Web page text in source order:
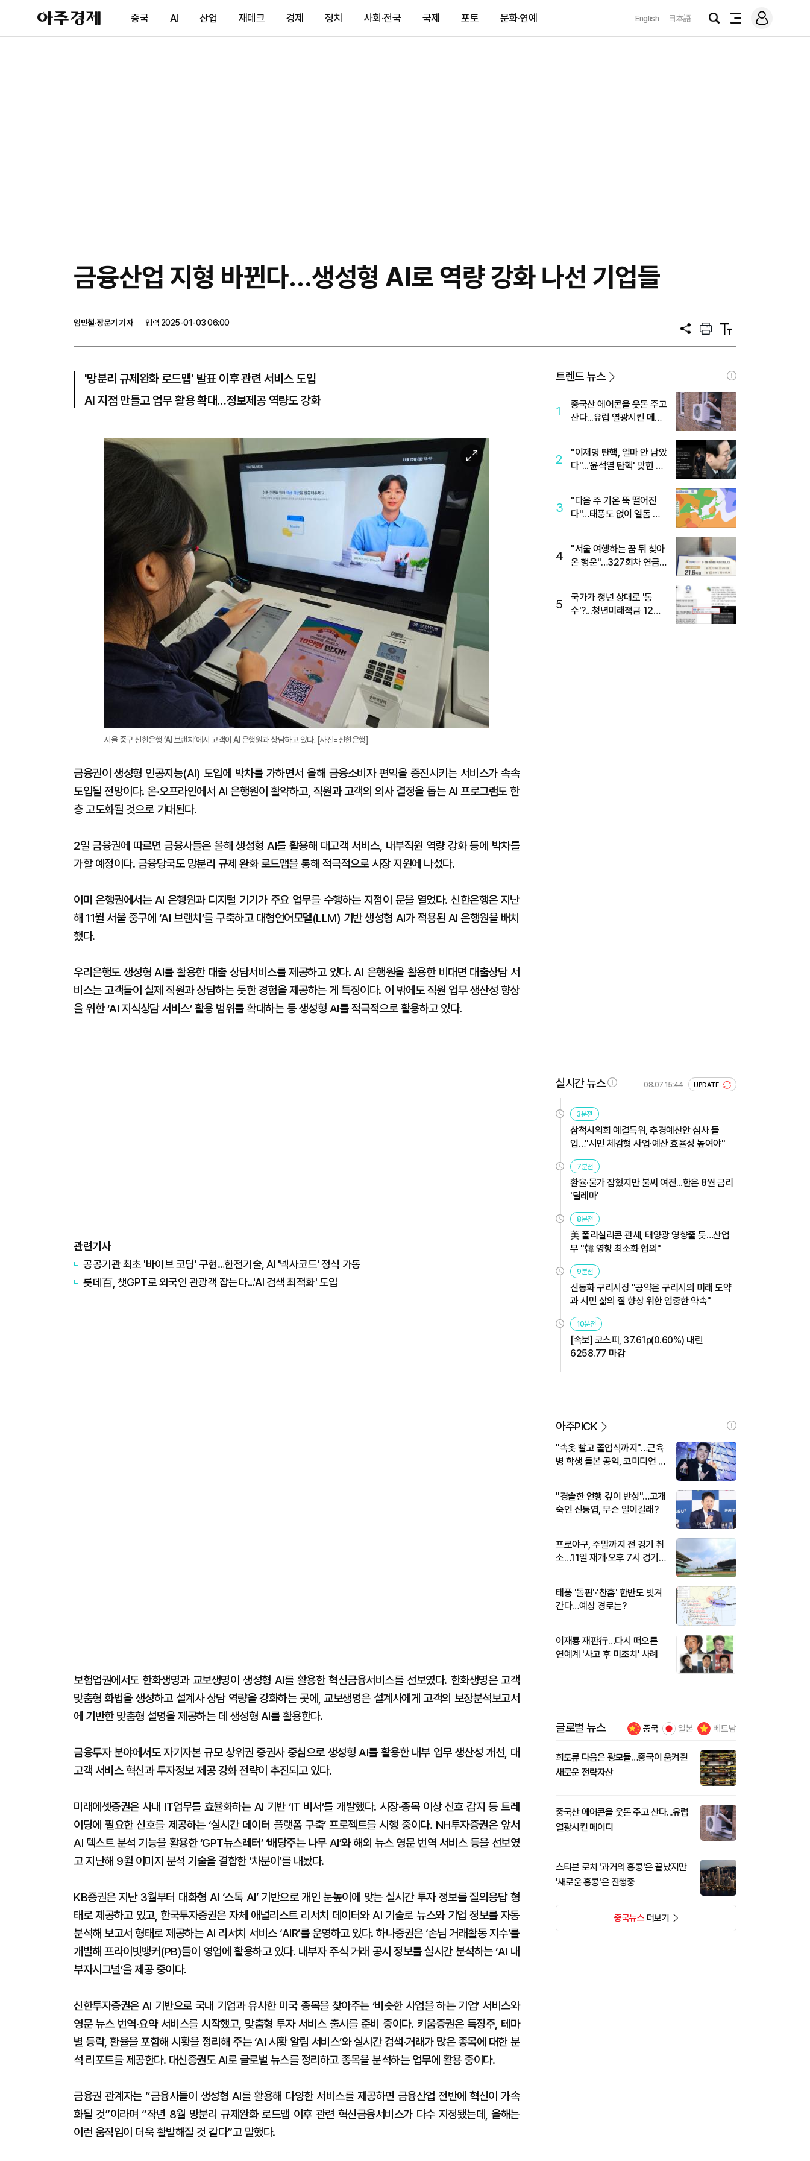
아
주
제
중국 AI 산업 재테크 경제 정치 사회·전국 국제 포토 문화·연예 English 日本語
검
전
메
그
금융산업 지형 바뀐다…생성형 AI로 역량 강화 나선 기업들
임민철·장문기 기자
입력 2025-01-03 06:00
공
프
트
텍
트
'망분리 규제완화 로드맵' 발표 이후 관련 서비스 도입
AI 지점 만들고 업무 활용 확대…정보제공 역량도 강화
확
대
서울 중구 신한은행 ‘AI 브랜치’에서 고객이 AI 은행원과 상담하고 있다. [사진=신한은행]
금융권이 생성형 인공지능(AI) 도입에 박차를 가하면서 올해 금융소비자 편익을 증진시키는 서비스가 속속
도입될 전망이다. 온·오프라인에서 AI 은행원이 활약하고, 직원과 고객의 의사 결정을 돕는 AI 프로그램도 한
층 고도화될 것으로 기대된다.
2일 금융권에 따르면 금융사들은 올해 생성형 AI를 활용해 대고객 서비스, 내부직원 역량 강화 등에 박차를
가할 예정이다. 금융당국도 망분리 규제 완화 로드맵을 통해 적극적으로 시장 지원에 나섰다.
이미 은행권에서는 AI 은행원과 디지털 기기가 주요 업무를 수행하는 지점이 문을 열었다. 신한은행은 지난
해 11월 서울 중구에 ‘AI 브랜치’를 구축하고 대형언어모델(LLM) 기반 생성형 AI가 적용된 AI 은행원을 배치
했다.
우리은행도 생성형 AI를 활용한 대출 상담서비스를 제공하고 있다. AI 은행원을 활용한 비대면 대출상담 서
비스는 고객들이 실제 직원과 상담하는 듯한 경험을 제공하는 게 특징이다. 이 밖에도 직원 업무 생산성 향상
을 위한 ‘AI 지식상담 서비스’ 활용 범위를 확대하는 등 생성형 AI를 적극적으로 활용하고 있다.
관련기사
공공기관 최초 '바이브 코딩' 구현…한전기술, AI '넥사코드' 정식 가동
롯데百, 챗GPT로 외국인 관광객 잡는다…'AI 검색 최적화' 도입
보험업권에서도 한화생명과 교보생명이 생성형 AI를 활용한 혁신금융서비스를 선보였다. 한화생명은 고객
맞춤형 화법을 생성하고 설계사 상담 역량을 강화하는 곳에, 교보생명은 설계사에게 고객의 보장분석보고서
에 기반한 맞춤형 설명을 제공하는 데 생성형 AI를 활용한다.
금융투자 분야에서도 자기자본 규모 상위권 증권사 중심으로 생성형 AI를 활용한 내부 업무 생산성 개선, 대
고객 서비스 혁신과 투자정보 제공 강화 전략이 추진되고 있다.
미래에셋증권은 사내 IT업무를 효율화하는 AI 기반 ‘IT 비서’를 개발했다. 시장·종목 이상 신호 감지 등 트레
이딩에 필요한 신호를 제공하는 ‘실시간 데이터 플랫폼 구축’ 프로젝트를 시행 중이다. NH투자증권은 앞서
AI 텍스트 분석 기능을 활용한 ‘GPT뉴스레터’ ‘배당주는 나무 AI’와 해외 뉴스 영문 번역 서비스 등을 선보였
고 지난해 9월 이미지 분석 기술을 결합한 ‘차분이’를 내놨다.
KB증권은 지난 3월부터 대화형 AI ‘스톡 AI’ 기반으로 개인 눈높이에 맞는 실시간 투자 정보를 질의응답 형
태로 제공하고 있고, 한국투자증권은 자체 애널리스트 리서치 데이터와 AI 기술로 뉴스와 기업 정보를 자동
분석해 보고서 형태로 제공하는 AI 리서치 서비스 ‘AIR’를 운영하고 있다. 하나증권은 ‘손님 거래활동 지수’를
개발해 프라이빗뱅커(PB)들이 영업에 활용하고 있다. 내부자 주식 거래 공시 정보를 실시간 분석하는 ‘AI 내
부자시그널’을 제공 중이다.
신한투자증권은 AI 기반으로 국내 기업과 유사한 미국 종목을 찾아주는 ‘비슷한 사업을 하는 기업’ 서비스와
영문 뉴스 번역·요약 서비스를 시작했고, 맞춤형 투자 서비스 출시를 준비 중이다. 키움증권은 특징주, 테마
별 등락, 환율을 포함해 시황을 정리해 주는 ‘AI 시황 알림 서비스’와 실시간 검색·거래가 많은 종목에 대한 분
석 리포트를 제공한다. 대신증권도 AI로 글로벌 뉴스를 정리하고 종목을 분석하는 업무에 활용 중이다.
금융권 관계자는 “금융사들이 생성형 AI를 활용해 다양한 서비스를 제공하면 금융산업 전반에 혁신이 가속
화될 것”이라며 “작년 8월 망분리 규제완화 로드맵 이후 관련 혁신금융서비스가 다수 지정됐는데, 올해는
이런 움직임이 더욱 활발해질 것 같다”고 말했다.
트렌드 뉴스
1
중국산 에어콘을 웃돈 주고
산다...유럽 열광시킨 메이
2
"이재명 탄핵, 얼마 안 남았
다"...'윤석열 탄핵' 맞힌 무
3
"다음 주 기온 뚝 떨어진
다"…태풍도 없이 열돔 박
4
"서울 여행하는 꿈 뒤 찾아
온 행운"…327회차 연금
5
국가가 청년 상대로 '통
수'?...청년미래적금 12%
실시간 뉴스 08.07 15:44 UPDATE
3분전
삼척시의회 예결특위, 추경예산안 심사 돌
입…"시민 체감형 사업·예산 효율성 높여야"
7분전
환율·물가 잡혔지만 불씨 여전...한은 8월 금리
'딜레마'
8분전
美 폴리실리콘 관세, 태양광 영향줄 듯…산업
부 "韓 영향 최소화 협의"
9분전
신동화 구리시장 "공약은 구리시의 미래 도약
과 시민 삶의 질 향상 위한 엄중한 약속"
10분전
[속보] 코스피, 37.61p(0.60%) 내린
6258.77 마감
아주PICK
"속옷 빨고 졸업식까지"…근육
병 학생 돌본 공익, 코미디언 김
"경솔한 언행 깊이 반성"…고개
숙인 신동엽, 무슨 일이길래?
프로야구, 주말까지 전 경기 취
소…11일 재개·오후 7시 경기
태풍 '돌핀'·'찬홈' 한반도 빗겨
간다…예상 경로는?
이재룡 재판行…다시 떠오른
연예계 '사고 후 미조치' 사례
글로벌 뉴스 중국 일본 베트남
희토류 다음은 광모듈…중국이 움켜쥔
새로운 전략자산
중국산 에어콘을 웃돈 주고 산다...유럽
열광시킨 메이디
스티븐 로치 '과거의 홍콩'은 끝났지만
'새로운 홍콩'은 진행중
중국뉴스더보기